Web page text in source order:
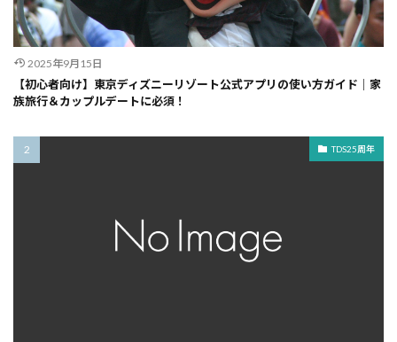
2025年9月15日
【初心者向け】東京ディズニーリゾート公式アプリの使い方ガイド｜家
族旅行＆カップルデートに必須！
TDS25周年